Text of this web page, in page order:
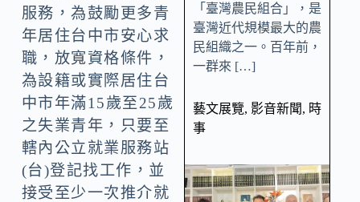
服務，為鼓勵更多青
年居住台中市安心求
職，放寬資格條件，
為設籍或實際居住台
中市年滿15歲至25歲
之失業青年，只要至
轄內公立就業服務站
(台)登記找工作，並
接受至少一次推介就
「臺灣農民組合」，是
臺灣近代規模最大的農
民組織之一。百年前，
一群來 […]
藝文展覽, 影音新聞, 時
事